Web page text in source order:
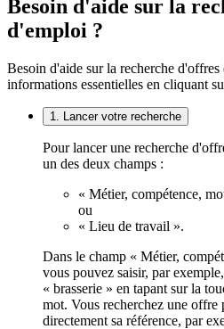
Besoin d'aide sur la
d'emploi ?
Besoin d'aide sur la recherche
informations essentielles en cliquant
1. Lancer votre recherche
Pour lancer une recherche
un des deux champs :
« Métier, compétence,
ou
« Lieu de travail ».
Dans le champ « Métier,
vous pouvez saisir, par
« brasserie » en tapant sur la
mot. Vous recherchez une offre
directement sa référence, par